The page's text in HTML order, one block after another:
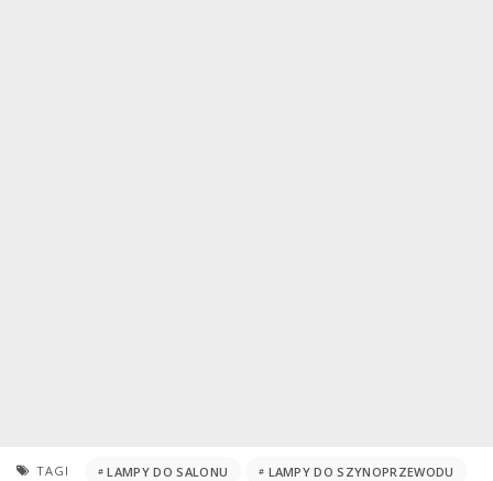
TAGI LAMPY DO SALONU
LAMPY DO SZYNOPRZEWODU